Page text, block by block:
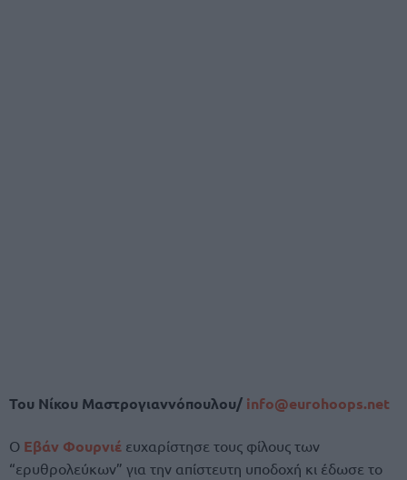
Του Νίκου Μαστρογιαννόπουλου/ info@eurohoops.net
Ο Εβάν Φουρνιέ ευχαρίστησε τους φίλους των
“ερυθρολεύκων” για την απίστευτη υποδοχή κι έδωσε το